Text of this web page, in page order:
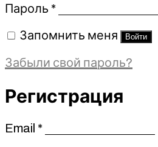
Пароль *Обязательно
Запомнить меня Войти
Забыли свой пароль?
Регистрация
Email *Обязательно